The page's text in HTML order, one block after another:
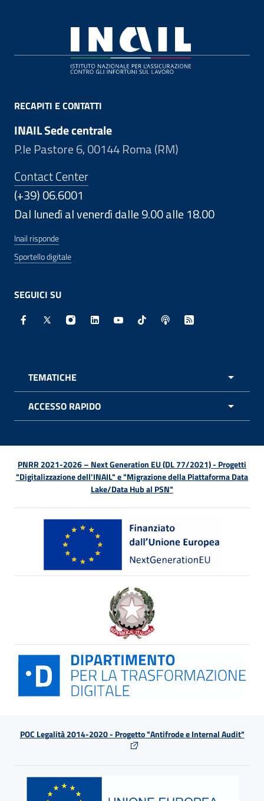
RECAPITI E CONTATTI
INAIL Sede centrale
P.le Pastore 6, 00144 Roma (RM)
Contact Center
(+39) 06.6001
Dal lunedì al venerdì dalle 9.00 alle 18.00
Inail risponde
Sportello digitale
SEGUICI SU
Facebook - Sito esterno - Apertura in nuova finestra
X - Sito esterno - Apertura in nuova finestra
Instagram - Sito esterno - Apertura in
Linkedin - Sito esterno - Apertura in
Youtube - Sito esterno -
TikTok - Sito esterno -
Spreaker - Sito
Feed RSS -
TEMATICHE
ACCESSO RAPIDO
PNRR 2021-2026 – Next Generation EU (DL 77/2021) - Progetti
"Digitalizzazione dell’INAIL" e "Migrazione della Piattaforma Data
Lake/Data Hub al PSN"
POC Legalità 2014-2020 - Progetto "Antifrode e Internal Audit"